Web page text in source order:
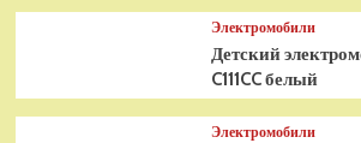
Электромобили
Детский
C111CC белый
Электромобили